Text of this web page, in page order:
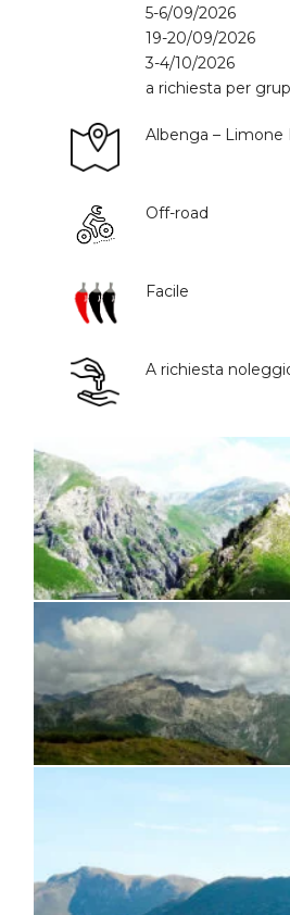
5-6/09/2026
19-20/09/2026
3-4/10/2026
a richiesta per
Albenga –
Off-road
Facile
A richiesta